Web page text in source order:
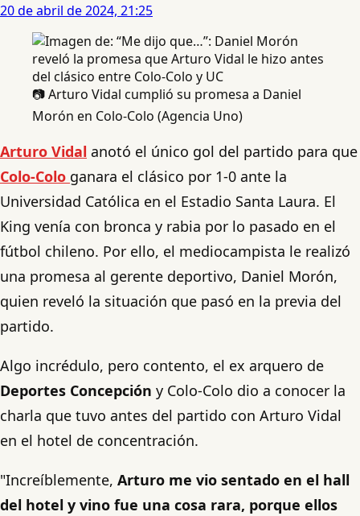
20 de abril de 2024, 21:25
📷 Arturo Vidal cumplió su promesa a Daniel
Morón en Colo-Colo (Agencia Uno)
Arturo Vidal anotó el único gol del partido para que
Colo-Colo ganara el clásico por 1-0 ante la
Universidad Católica en el Estadio Santa Laura. El
King venía con bronca y rabia por lo pasado en el
fútbol chileno. Por ello, el mediocampista le realizó
una promesa al gerente deportivo, Daniel Morón,
quien reveló la situación que pasó en la previa del
partido.
Algo incrédulo, pero contento, el ex arquero de
Deportes Concepción y Colo-Colo dio a conocer la
charla que tuvo antes del partido con Arturo Vidal
en el hotel de concentración.
"Increíblemente, Arturo me vio sentado en el hall
del hotel y vino fue una cosa rara, porque ellos